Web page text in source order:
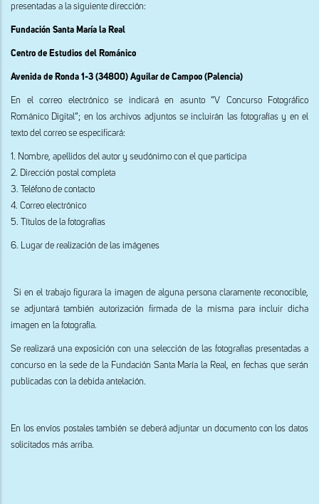
presentadas a la siguiente dirección:
Fundación Santa María la Real
Centro de Estudios del Románico
Avenida de Ronda 1-3 (34800) Aguilar de Campoo (Palencia)
En el correo electrónico se indicará en asunto “V Concurso Fotográfico
Románico Digital”; en los archivos adjuntos se incluirán las fotografías y en el
texto del correo se especificará:
1. Nombre, apellidos del autor y seudónimo con el que participa
2. Dirección postal completa
3. Teléfono de contacto
4. Correo electrónico
5. Títulos de la fotografías
6. Lugar de realización de las imágenes
Si en el trabajo figurara la imagen de alguna persona claramente reconocible,
se adjuntará también autorización firmada de la misma para incluir dicha
imagen en la fotografía.
Se realizará una exposición con una selección de las fotografías presentadas a
concurso en la sede de la Fundación Santa María la Real, en fechas que serán
publicadas con la debida antelación.
En los envíos postales también se deberá adjuntar un documento con los datos
solicitados más arriba.